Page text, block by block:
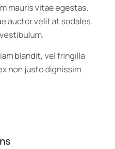
mauris vitae egestas.
auctor velit at sodales.
blandit, vel fringilla
non justo dignissim